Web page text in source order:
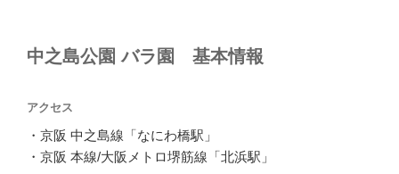
中之島公園 バラ園 基本情報
アクセス
・京阪 中之島線「なにわ橋駅」
・京阪 本線/大阪メトロ堺筋線「北浜駅」